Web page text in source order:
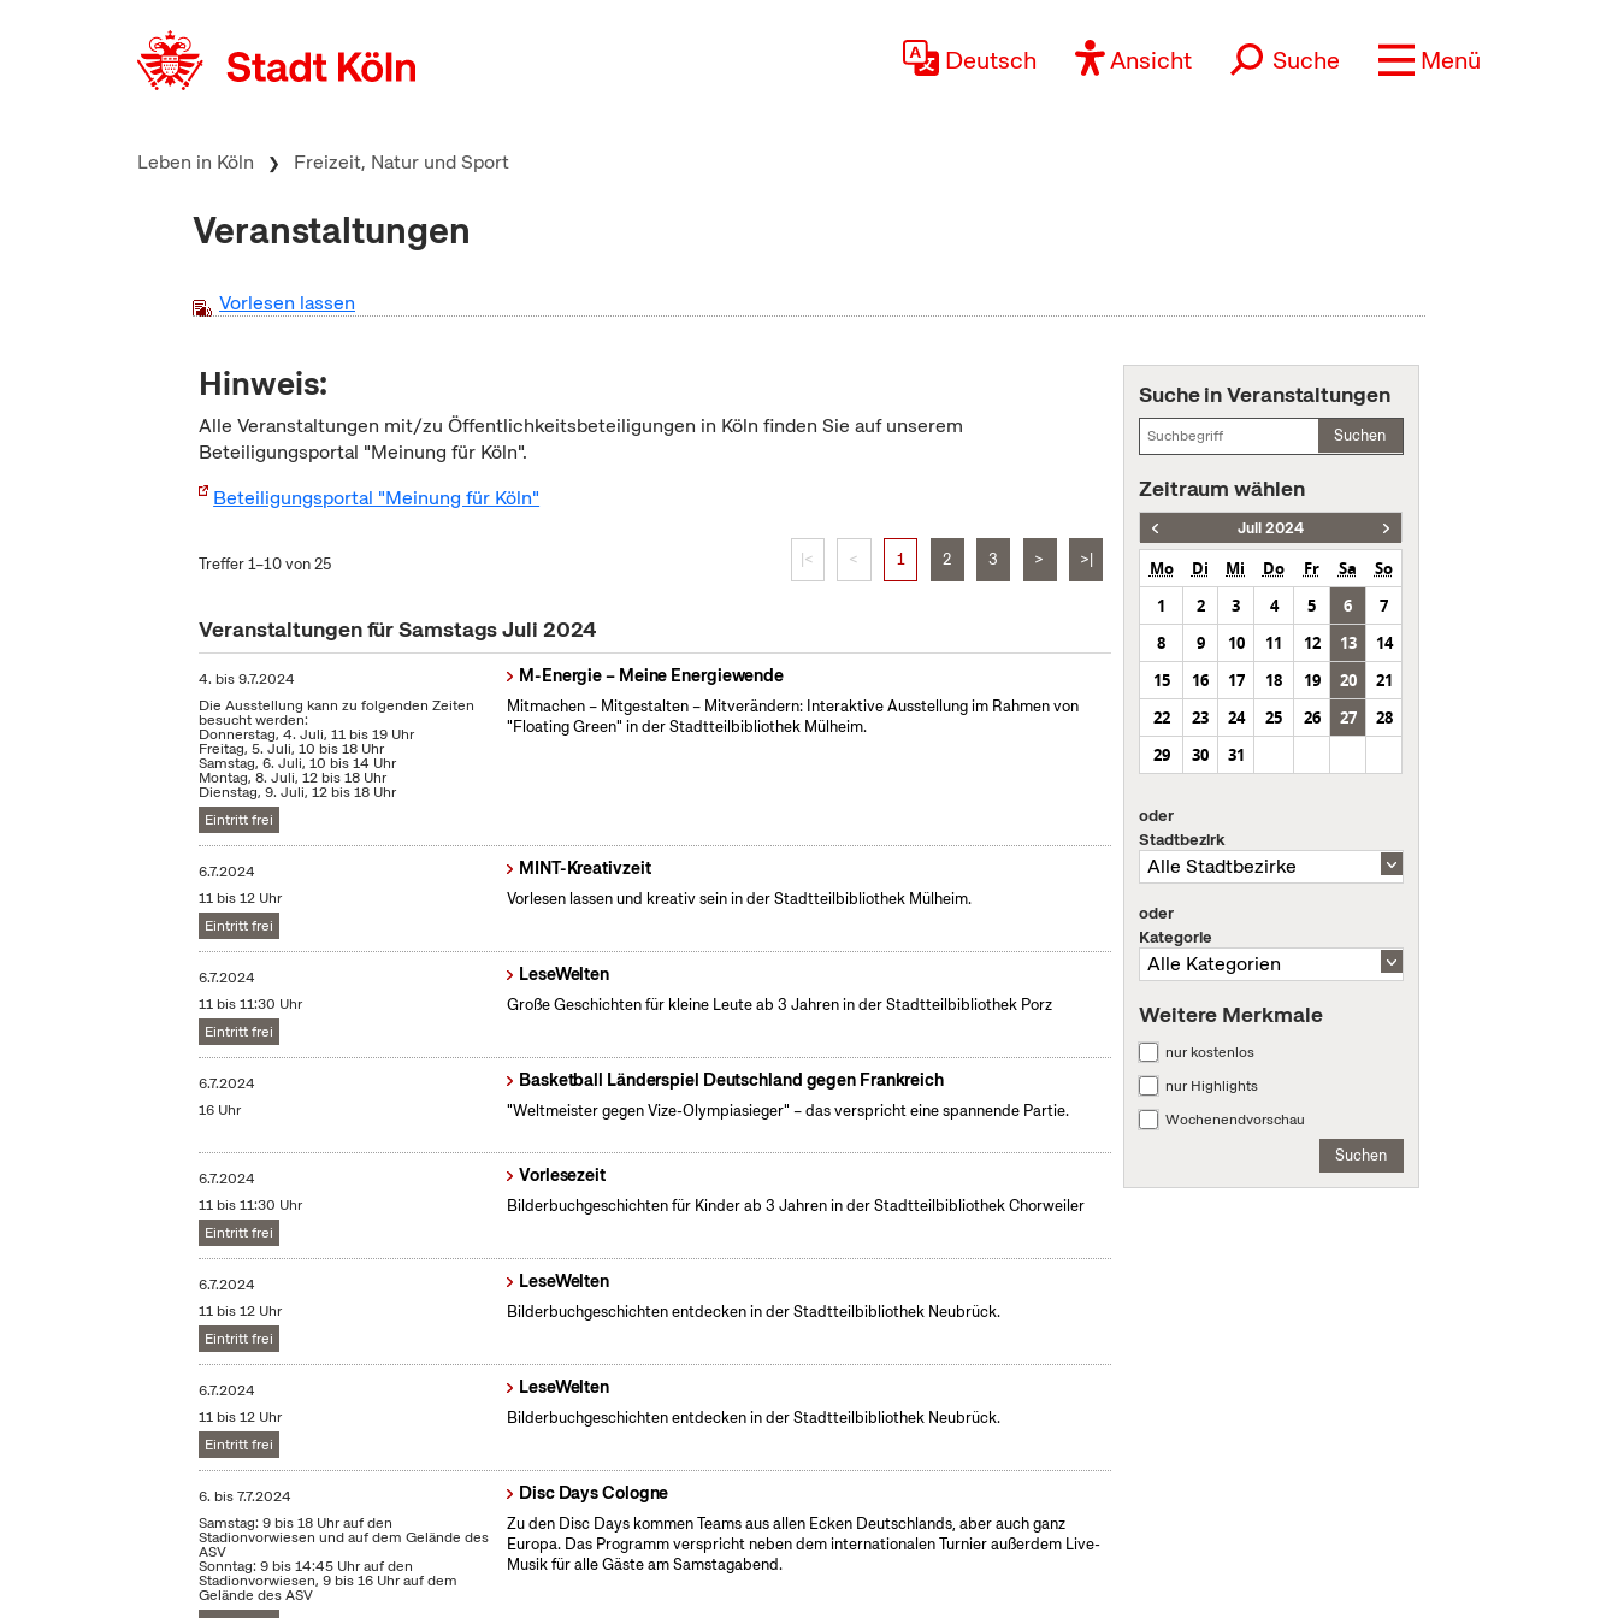
Deutsch Ansicht Suche Menü
Leben in Köln Freizeit, Natur und Sport
Veranstaltungen
Vorlesen lassen
Hinweis:
Alle Veranstaltungen mit/zu Öffentlichkeitsbeteiligungen in Köln finden Sie auf unserem
Beteiligungsportal "Meinung für Köln".
Beteiligungsportal "Meinung für Köln"
Treffer 1–10 von 25 |< < 1 2 3 > >|
Veranstaltungen für Samstags Juli 2024
4. bis9.7.2024
Die Ausstellung kann zu folgenden Zeiten
besucht werden:
Donnerstag, 4. Juli, 11 bis 19 Uhr
Freitag, 5. Juli, 10 bis 18 Uhr
Samstag, 6. Juli, 10 bis 14 Uhr
Montag, 8. Juli, 12 bis 18 Uhr
Dienstag, 9. Juli, 12 bis 18 Uhr
Eintritt frei
M-Energie – Meine Energiewende
Mitmachen – Mitgestalten – Mitverändern: Interaktive Ausstellung im Rahmen von
"Floating Green" in der Stadtteilbibliothek Mülheim.
6.7.2024
11 bis 12 Uhr
Eintritt frei
MINT-Kreativzeit
Vorlesen lassen und kreativ sein in der Stadtteilbibliothek Mülheim.
6.7.2024
11 bis 11:30 Uhr
Eintritt frei
LeseWelten
Große Geschichten für kleine Leute ab 3 Jahren in der Stadtteilbibliothek Porz
6.7.2024
16 Uhr
Basketball Länderspiel Deutschland gegen Frankreich
"Weltmeister gegen Vize-Olympiasieger" – das verspricht eine spannende Partie.
6.7.2024
11 bis 11:30 Uhr
Eintritt frei
Vorlesezeit
Bilderbuchgeschichten für Kinder ab 3 Jahren in der Stadtteilbibliothek Chorweiler
6.7.2024
11 bis 12 Uhr
Eintritt frei
LeseWelten
Bilderbuchgeschichten entdecken in der Stadtteilbibliothek Neubrück.
6.7.2024
11 bis 12 Uhr
Eintritt frei
LeseWelten
Bilderbuchgeschichten entdecken in der Stadtteilbibliothek Neubrück.
6. bis7.7.2024
Samstag: 9 bis 18 Uhr auf den
Stadionvorwiesen und auf dem Gelände des
ASV
Sonntag: 9 bis 14:45 Uhr auf den
Stadionvorwiesen, 9 bis 16 Uhr auf dem
Gelände des ASV
Disc Days Cologne
Zu den Disc Days kommen Teams aus allen Ecken Deutschlands, aber auch ganz
Europa. Das Programm verspricht neben dem internationalen Turnier außerdem Live-
Musik für alle Gäste am Samstagabend.
Suche in Veranstaltungen
Suchen
Zeitraum wählen
Juli 2024
Mo Di Mi Do Fr Sa
So
1
2 3 4 5 6
7
8
9 10 11 12 13
14
15
16 17 18 19 20
21
22
23 24 25 26 27
28
29
30 31
oder
Stadtbezirk
oder
Kategorie
Weitere Merkmale
nur kostenlos
nur Highlights
Wochenendvorschau
Suchen